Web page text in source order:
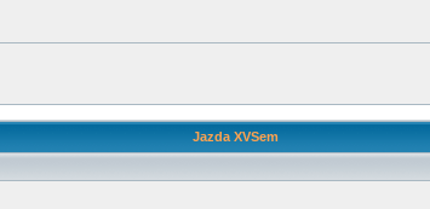
Jazda XVSem